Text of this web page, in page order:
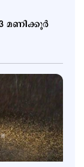
മണിക്കൂർ